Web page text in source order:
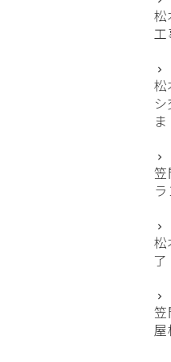
松
工
松
ま
笠
松
了
笠